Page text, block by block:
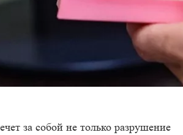
за собой не только разрушение